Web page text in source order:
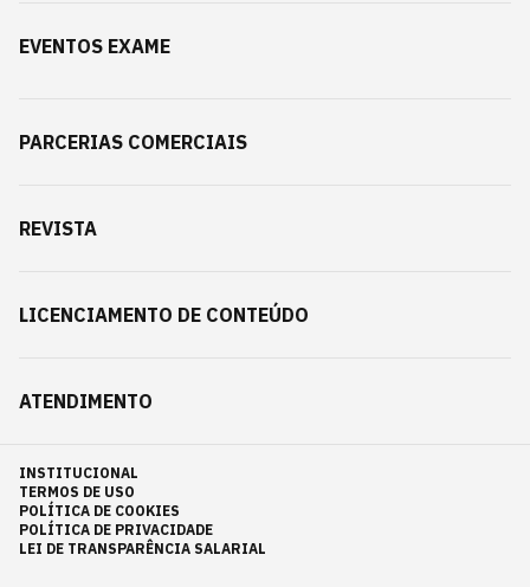
EVENTOS EXAME
PARCERIAS COMERCIAIS
REVISTA
LICENCIAMENTO DE CONTEÚDO
ATENDIMENTO
INSTITUCIONAL
TERMOS DE USO
POLÍTICA DE COOKIES
POLÍTICA DE PRIVACIDADE
LEI DE TRANSPARÊNCIA SALARIAL